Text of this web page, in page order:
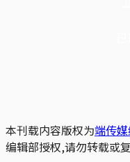
本刊载内容版权为端传
编辑部授权,请勿转载或